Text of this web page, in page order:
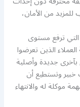
من الأمان،
ترفع مستوى
الذين تعرضوا
بآخرى جديدة وأصلية
وتستطيع أن
موكلة له والانتهاء